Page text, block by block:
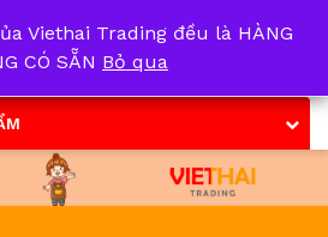
Viethai Trading đều là HÀNG
CÓ SẴN Bỏ qua